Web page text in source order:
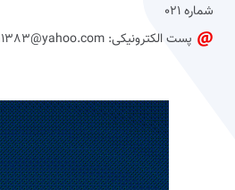
شماره 021
پست الکترونیکی: jahan1383@yahoo.com